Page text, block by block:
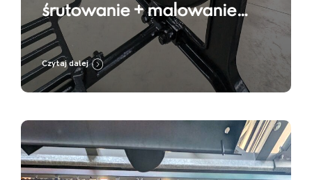
śrutowanie + malowanie
proszkowe w kolorze Jet
Black RAL 9005
Czytaj dalej